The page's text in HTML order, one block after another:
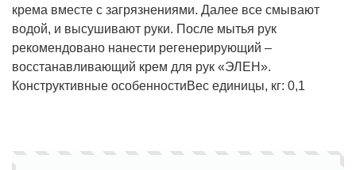
крема вместе с загрязнениями. Далее все смывают
водой, и высушивают руки. После мытья рук
рекомендовано нанести регенерирующий –
восстанавливающий крем для рук «ЭЛЕН».
Конструктивные особенностиВес единицы, кг: 0,1